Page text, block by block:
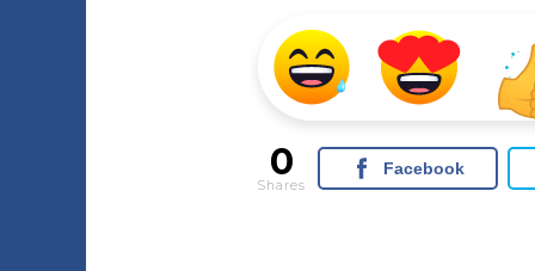
0
Shares
Facebook